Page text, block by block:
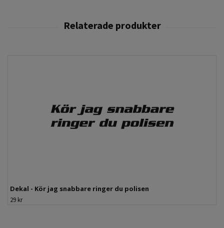
Dekal - Kör jag snabbare ringer du polisen
29 kr